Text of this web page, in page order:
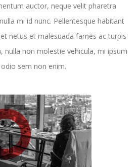
auctor, neque velit pharetra
mi id nunc. Pellentesque habitant
netus et malesuada fames ac turpis
nulla non molestie vehicula, mi ipsum
sem non enim.